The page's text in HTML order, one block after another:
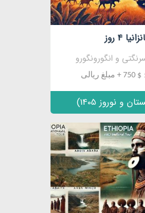
4 روز
و انگورونگورو
$ 750 + مبلغ ریالی
و نوروز 1405)